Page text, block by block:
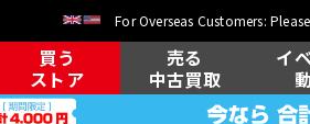
For Overseas Customers:
買う
ストア
売る
中古買取
イ